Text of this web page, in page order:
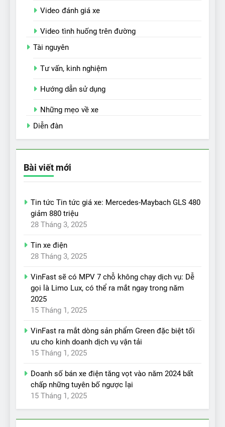
Video đánh giá xe
Video tình huống trên đường
Tài nguyên
Tư vấn, kinh nghiệm
Hướng dẫn sử dụng
Những mẹo về xe
Diễn đàn
Bài viết mới
Tin tức Tin tức giá xe: Mercedes-Maybach GLS 480
giảm 880 triệu
28 Tháng 3, 2025
Tin xe điện
28 Tháng 3, 2025
VinFast sẽ có MPV 7 chỗ không chạy dịch vụ: Dễ
gọi là Limo Lux, có thể ra mắt ngay trong năm
2025
15 Tháng 1, 2025
VinFast ra mắt dòng sản phẩm Green đặc biệt tối
ưu cho kinh doanh dịch vụ vận tải
15 Tháng 1, 2025
Doanh số bán xe điện tăng vọt vào năm 2024 bất
chấp những tuyên bố ngược lại
15 Tháng 1, 2025